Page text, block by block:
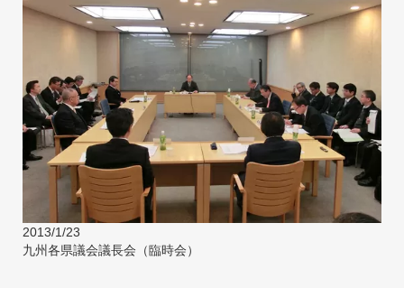
2013/1/23
九州各県議会議長会（臨時会）